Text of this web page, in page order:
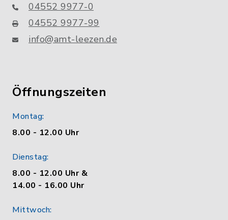
04552 9977-0
04552 9977-99
info@amt-leezen.de
Öffnungszeiten
Montag:
8.00 - 12.00 Uhr
Dienstag:
8.00 - 12.00 Uhr &
14.00 - 16.00 Uhr
Mittwoch: